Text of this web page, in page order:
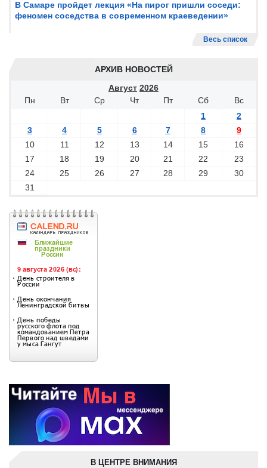
В Самаре пройдет лекция «На пирог пришли соседи:
феномен соседства в современном краеведении»
Весь список
АРХИВ НОВОСТЕЙ
Август 2026
Пн
Вт Ср Чт Пт Сб
Вс
1
2
3
4 5 6 7 8
9
10
11 12 13 14 15
16
17
18 19 20 21 22
23
24
25 26 27 28 29
30
31
В ЦЕНТРЕ ВНИМАНИЯ